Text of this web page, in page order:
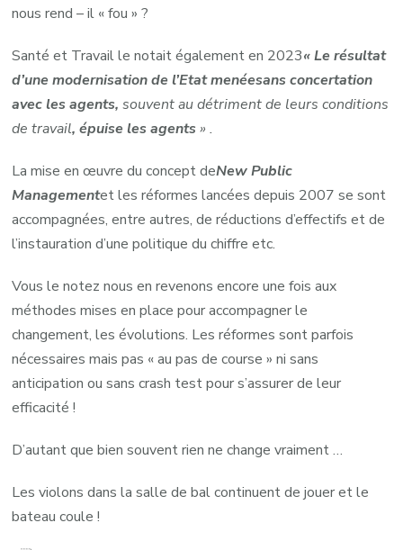
nous rend – il « fou » ?
Santé et Travail le notait également en 2023« Le résultat
d’une modernisation de l’Etat menéesans concertation
avec les agents, souvent au détriment de leurs conditions
de travail,épuiseles agents » .
La mise en œuvre du concept deNew Public
Managementet les réformes lancées depuis 2007 se sont
accompagnées, entre autres, de réductions d’effectifs et de
l’instauration d’une politique du chiffre etc.
Vous le notez nous en revenons encore une fois aux
méthodes mises en place pour accompagner le
changement, les évolutions. Les réformes sont parfois
nécessaires mais pas « au pas de course » ni sans
anticipation ou sans crash test pour s’assurer de leur
efficacité !
D’autant que bien souvent rien ne change vraiment …
Les violons dans la salle de bal continuent de jouer et le
bateau coule !